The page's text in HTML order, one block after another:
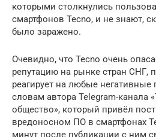
которыми столкнулись
смартфонов Tecno, и не знают,
было заражено.
Очевидно, что Tecno очень
репутацию на рынке стран СНГ,
реагирует на любые
словам автора Telegram-канала
общество», который привёл пост
вредоносном ПО в смартфонах
минут после публикации с ним